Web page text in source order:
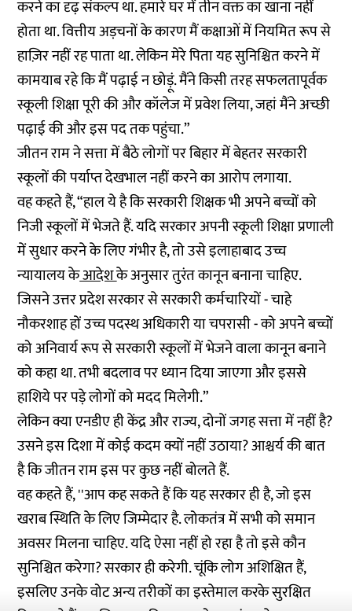
करने का दृढ़ संकल्प था. हमारे घर में तीन वक्त का खाना नहीं
होता था. वित्तीय अड़चनों के कारण मैं कक्षाओं में नियमित रूप से
हाज़िर नहीं रह पाता था. लेकिन मेरे पिता यह सुनिश्चित करने में
कामयाब रहे कि मैं पढ़ाई न छोड़ूं. मैंने किसी तरह सफलतापूर्वक
स्कूली शिक्षा पूरी की और कॉलेज में प्रवेश लिया, जहां मैंने अच्छी
पढ़ाई की और इस पद तक पहुंचा.”
जीतन राम ने सत्ता में बैठे लोगों पर बिहार में बेहतर सरकारी
स्कूलों की पर्याप्त देखभाल नहीं करने का आरोप लगाया.
वह कहते हैं, “हाल ये है कि सरकारी शिक्षक भी अपने बच्चों को
निजी स्कूलों में भेजते हैं. यदि सरकार अपनी स्कूली शिक्षा प्रणाली
में सुधार करने के लिए गंभीर है, तो उसे इलाहाबाद उच्च
न्यायालय केआदेशके अनुसार तुरंत कानून बनाना चाहिए.
जिसने उत्तर प्रदेश सरकार से सरकारी कर्मचारियों - चाहे
नौकरशाह हों उच्च पदस्थ अधिकारी या चपरासी - को अपने बच्चों
को अनिवार्य रूप से सरकारी स्कूलों में भेजने वाला कानून बनाने
को कहा था. तभी बदलाव पर ध्यान दिया जाएगा और इससे
हाशिये पर पड़े लोगों को मदद मिलेगी.”
लेकिन क्या एनडीए ही केंद्र और राज्य, दोनों जगह सत्ता में नहीं है?
उसने इस दिशा में कोई कदम क्यों नहीं उठाया? आश्चर्य की बात
है कि जीतन राम इस पर कुछ नहीं बोलते हैं.
वह कहते हैं, ''आप कह सकते हैं कि यह सरकार ही है, जो इस
खराब स्थिति के लिए जिम्मेदार है. लोकतंत्र में सभी को समान
अवसर मिलना चाहिए. यदि ऐसा नहीं हो रहा है तो इसे कौन
सुनिश्चित करेगा? सरकार ही करेगी. चूंकि लोग अशिक्षित हैं,
इसलिए उनके वोट अन्य तरीकों का इस्तेमाल करके सुरक्षित